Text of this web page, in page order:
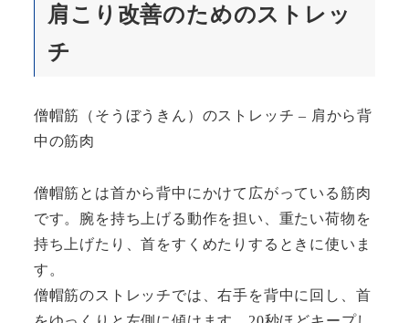
肩こり改善のためのストレッ
チ
僧帽筋（そうぼうきん）のストレッチ – 肩から背
中の筋肉
僧帽筋とは首から背中にかけて広がっている筋肉
です。腕を持ち上げる動作を担い、重たい荷物を
持ち上げたり、首をすくめたりするときに使いま
す。
僧帽筋のストレッチでは、右手を背中に回し、首